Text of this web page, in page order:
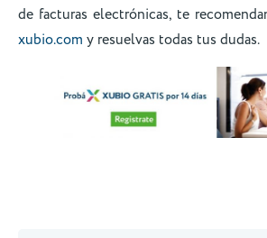
de facturas electrónicas, te
xubio.com y resuelvas todas tus dudas.